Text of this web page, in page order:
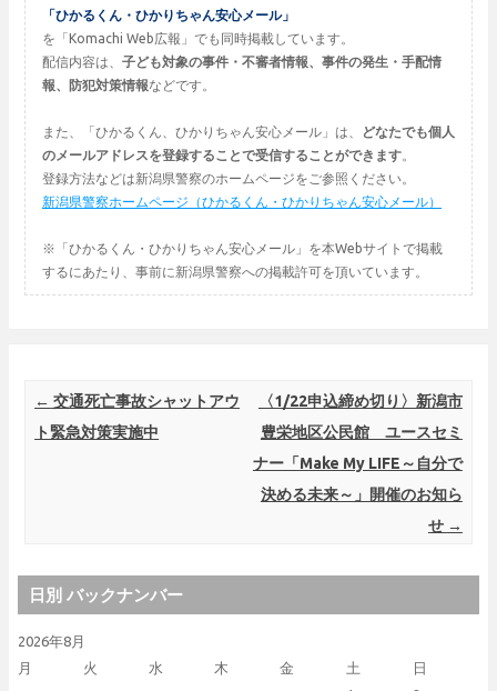
「ひかるくん・ひかりちゃん安心メール」
を「Komachi Web広報」でも同時掲載しています。
配信内容は、 子ども対象の事件・不審者情報、事件の発生・手配情
報、防犯対策情報などです。
また、「ひかるくん、ひかりちゃん安心メール」は、
どなたでも個人
のメールアドレスを登録することで受信することができます。
登録方法などは新潟県警察のホームページをご参照ください。
新潟県警察ホームページ（ひかるくん・ひかりちゃん安心メール）
※「ひかるくん・ひかりちゃん安心メール」を本Webサイトで掲載
するにあたり、事前に新潟県警察への掲載許可を頂いています。
Post navigation
← 交通死亡事故シャットアウ
ト緊急対策実施中
〈1/22申込締め切り〉新潟市
豊栄地区公民館 ユースセミ
ナー「Make My LIFE～自分で
決める未来～」開催のお知ら
せ →
日別 バックナンバー
2026年8月
月
火 水 木 金 土 日